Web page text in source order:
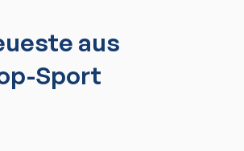
aus
Sport